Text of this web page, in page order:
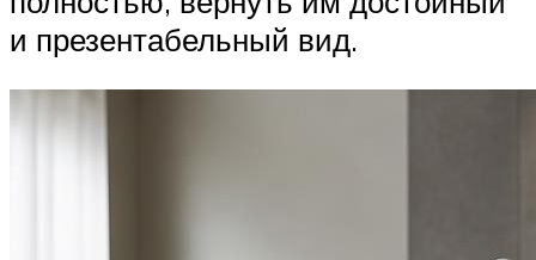
и презентабельный вид.